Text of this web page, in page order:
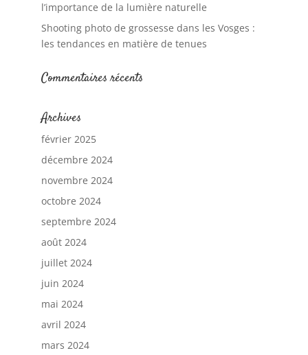
l’importance de la lumière naturelle
Shooting photo de grossesse dans les Vosges :
les tendances en matière de tenues
Commentaires récents
Archives
février 2025
décembre 2024
novembre 2024
octobre 2024
septembre 2024
août 2024
juillet 2024
juin 2024
mai 2024
avril 2024
mars 2024